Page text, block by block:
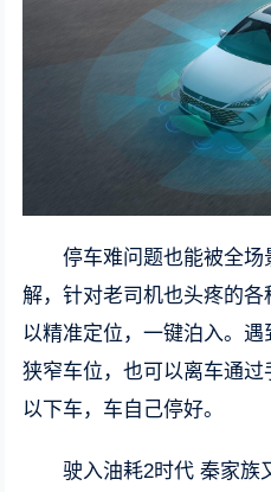
停车难问题也能被全
解，针对老司机也头疼的各
以精准定位，一键泊入。遇
狭窄车位，也可以离车通过
以下车，车自己停好。
驶入油耗2时代 秦家族